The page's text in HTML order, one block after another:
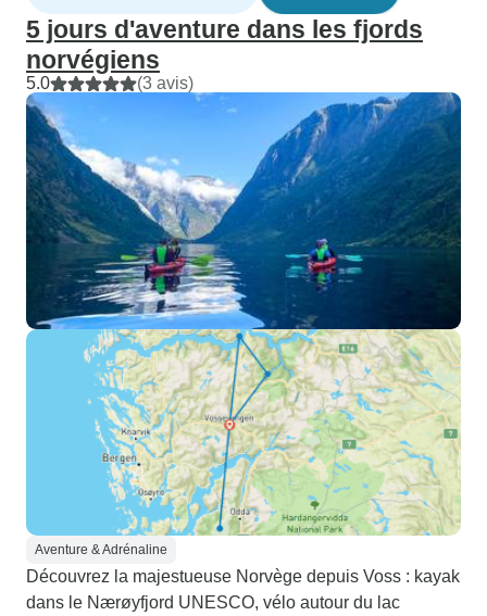
5 jours d'aventure dans les fjords
norvégiens
5.0 (3 avis)
Aventure & Adrénaline
Découvrez la majestueuse Norvège depuis Voss : kayak
dans le Nærøyfjord UNESCO, vélo autour du lac